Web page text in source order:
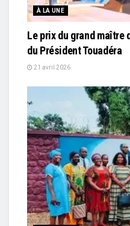
À LA UNE
Le prix du grand maître
du Président Touadéra
21 avril 2026